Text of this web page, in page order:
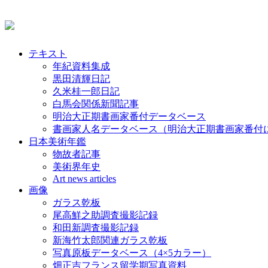
テキスト
年紀資料集成
黒田清輝日記
久米桂一郎日記
白馬会関係新聞記事
明治大正期書画家番付データベース
書画家人名データベース（明治大正期書画家番付
日本美術年鑑
物故者記事
美術界年史
Art news articles
画像
ガラス乾板
尾高鮮之助調査撮影記録
和田新調査撮影記録
新海竹太郎関連ガラス乾板
写真原板データベース（4×5カラー）
畑正吉フランス留学期写真資料